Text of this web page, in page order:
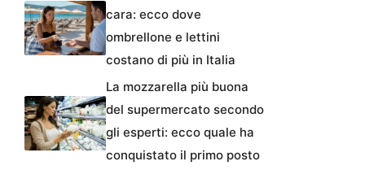
cara: ecco dove
ombrellone e lettini
costano di più in Italia
La mozzarella più buona
del supermercato secondo
gli esperti: ecco quale ha
conquistato il primo posto